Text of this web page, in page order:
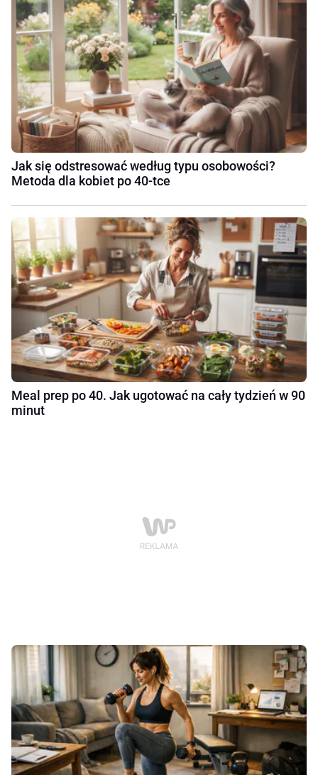
Jak się odstresować według typu osobowości?
Metoda dla kobiet po 40-tce
Meal prep po 40. Jak ugotować na cały tydzień w 90
minut